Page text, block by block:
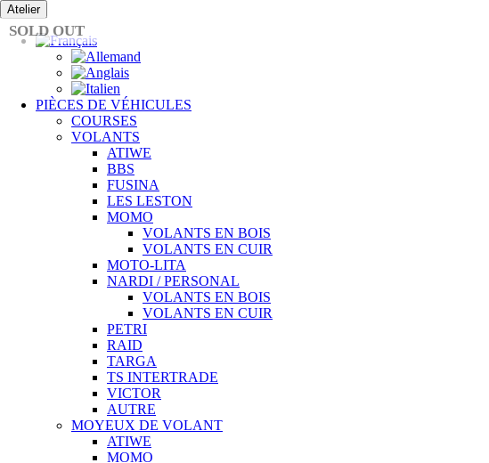
Passer
au
contenu
Atelier
PIÈCES DE VÉHICULES
COURSES
VOLANTS
ATIWE
BBS
FUSINA
LES LESTON
MOMO
VOLANTS EN BOIS
VOLANTS EN CUIR
MOTO-LITA
NARDI / PERSONAL
VOLANTS EN BOIS
VOLANTS EN CUIR
PETRI
RAID
TARGA
TS INTERTRADE
VICTOR
AUTRE
MOYEUX DE VOLANT
ATIWE
MOMO
SOLD OUT